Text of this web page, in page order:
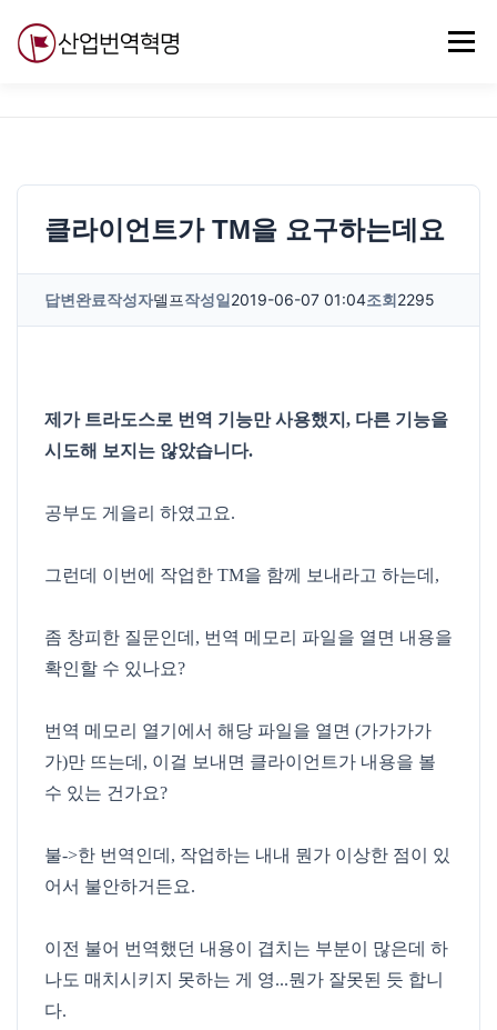
메뉴
클라이언트가 TM을 요구하는데요
답변완료작성자델프작성일2019-06-07 01:04조회2295
제가 트라도스로 번역 기능만 사용했지, 다른 기능을
시도해 보지는 않았습니다.
공부도 게을리 하였고요.
그런데 이번에 작업한 TM을 함께 보내라고 하는데,
좀 창피한 질문인데, 번역 메모리 파일을 열면 내용을
확인할 수 있나요?
번역 메모리 열기에서 해당 파일을 열면 (가가가가
가)만 뜨는데, 이걸 보내면 클라이언트가 내용을 볼
수 있는 건가요?
불->한 번역인데, 작업하는 내내 뭔가 이상한 점이 있
어서 불안하거든요.
이전 불어 번역했던 내용이 겹치는 부분이 많은데 하
나도 매치시키지 못하는 게 영...뭔가 잘못된 듯 합니
다.